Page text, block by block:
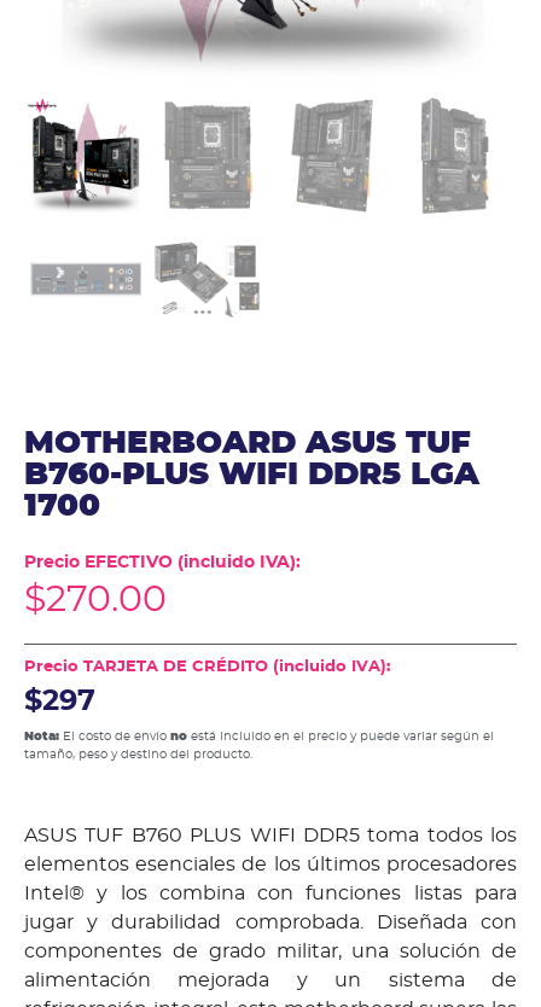
MOTHERBOARD ASUS TUF
B760-PLUS WIFI DDR5 LGA
1700
Precio EFECTIVO (incluido IVA):
$270.00
Precio TARJETA DE CRÉDITO (incluido IVA):
$297
Nota: El costo de envío no está incluido en el precio y puede variar según el
tamaño, peso y destino del producto.
ASUS TUF B760 PLUS WIFI DDR5 toma todos los
elementos esenciales de los últimos procesadores
Intel® y los combina con funciones listas para
jugar y durabilidad comprobada. Diseñada con
componentes de grado militar, una solución de
alimentación mejorada y un sistema de